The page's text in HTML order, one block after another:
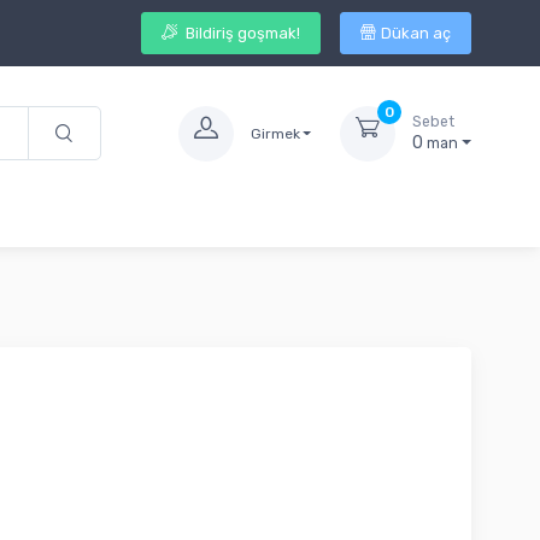
Bildiriş goşmak! Dükan aç
Girmek
0
Sebet
0man